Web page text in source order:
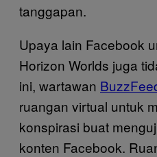
tanggapan.
Upaya lain Facebook
Horizon Worlds juga
ini, wartawan
ruangan virtual untuk
konspirasi buat
konten Facebook.